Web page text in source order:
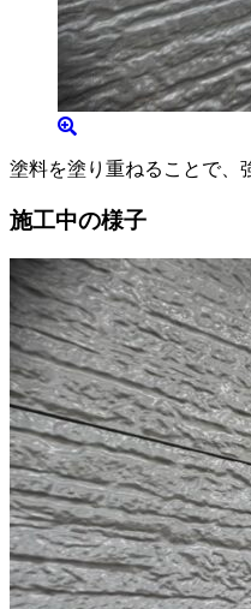
塗料を塗り重ねることで、
施工中の様子